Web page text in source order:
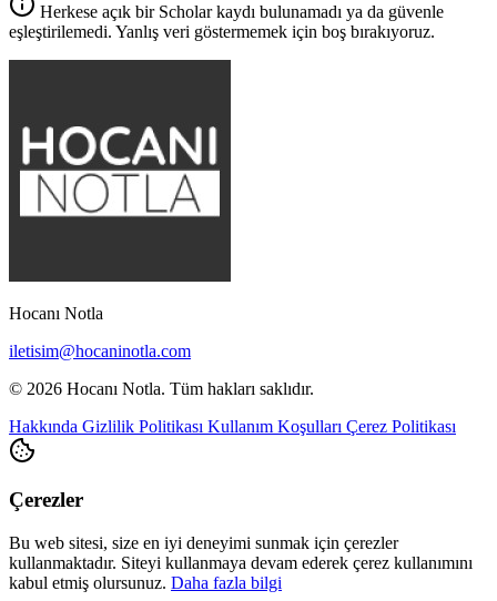
Herkese açık bir Scholar kaydı bulunamadı ya da güvenle
eşleştirilemedi. Yanlış veri göstermemek için boş bırakıyoruz.
Hocanı Notla
iletisim@hocaninotla.com
© 2026 Hocanı Notla. Tüm hakları saklıdır.
Hakkında Gizlilik Politikası Kullanım Koşulları Çerez Politikası
Çerezler
Bu web sitesi, size en iyi deneyimi sunmak için çerezler
kullanmaktadır. Siteyi kullanmaya devam ederek çerez kullanımını
kabul etmiş olursunuz. Daha fazla bilgi